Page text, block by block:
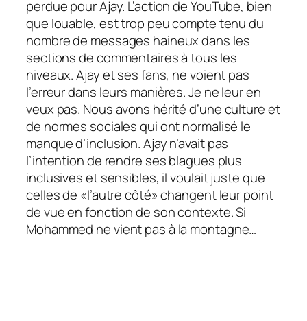
perdue pour Ajay. L’action de YouTube, bien
que louable, est trop peu compte tenu du
nombre de messages haineux dans les
sections de commentaires à tous les
niveaux. Ajay et ses fans, ne voient pas
l’erreur dans leurs manières. Je ne leur en
veux pas. Nous avons hérité d’une culture et
de normes sociales qui ont normalisé le
manque d’inclusion. Ajay n’avait pas
l’intention de rendre ses blagues plus
inclusives et sensibles, il voulait juste que
celles de «l’autre côté» changent leur point
de vue en fonction de son contexte. Si
Mohammed ne vient pas à la montagne…